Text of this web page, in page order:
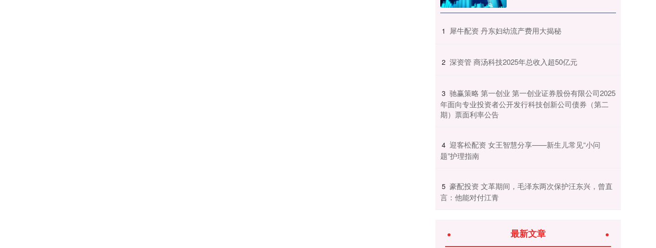
1 ​犀牛配资 丹东妇幼流产费用大揭秘
2 ​深资管 商汤科技2025年总收入超50亿元
3 ​驰赢策略 第一创业 第一创业证券股份有限公司2025
年面向专业投资者公开发行科技创新公司债券（第二
期）票面利率公告
4 ​迎客松配资 女王智慧分享——新生儿常见“小问
题”护理指南
5 ​豪配投资 文革期间，毛泽东两次保护汪东兴，曾直
言：他能对付江青
最新文章